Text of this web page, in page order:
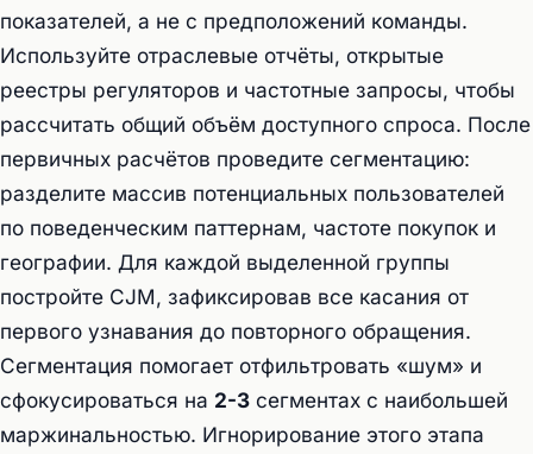
показателей, а не с предположений команды.
Используйте отраслевые отчёты, открытые
реестры регуляторов и частотные запросы, чтобы
рассчитать общий объём доступного спроса. После
первичных расчётов проведите сегментацию:
разделите массив потенциальных пользователей
по поведенческим паттернам, частоте покупок и
географии. Для каждой выделенной группы
постройте CJM, зафиксировав все касания от
первого узнавания до повторного обращения.
Сегментация помогает отфильтровать «шум» и
сфокусироваться на 2-3 сегментах с наибольшей
маржинальностью. Игнорирование этого этапа